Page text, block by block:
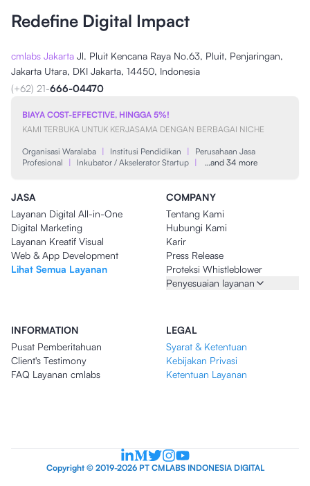
Redefine Digital Impact
cmlabs Jakarta Jl. Pluit Kencana Raya No.63, Pluit, Penjaringan,
Jakarta Utara, DKI Jakarta, 14450, Indonesia
(+62) 21-666-04470
BIAYA COST-EFFECTIVE, HINGGA 5%!
KAMI TERBUKA UNTUK KERJASAMA DENGAN BERBAGAI NICHE
Organisasi Waralaba | Institusi Pendidikan |
Perusahaan Jasa
Profesional
| Inkubator / Akselerator Startup | …and 34 more
JASA
Layanan Digital All-in-One
Digital Marketing
Layanan Kreatif Visual
Web & App Development
Lihat Semua Layanan
COMPANY
Tentang Kami
Hubungi Kami
Karir
Press Release
Proteksi Whistleblower
Penyesuaian layanan
INFORMATION
Pusat Pemberitahuan
Client's Testimony
FAQ Layanan cmlabs
LEGAL
Syarat & Ketentuan
Kebijakan Privasi
Ketentuan Layanan
Copyright © 2019-2026 PT CMLABS INDONESIA DIGITAL